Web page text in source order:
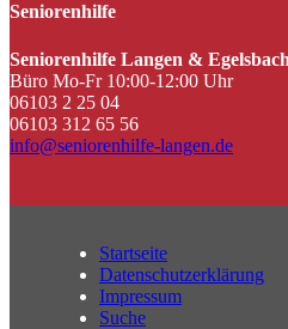
Seniorenhilfe
Seniorenhilfe Langen &
Büro Mo-Fr 10:00-12:00 Uhr
06103 2 25 04
06103 312 65 56
info@seniorenhilfe-langen.de
Startseite
Datenschutzerklärung
Impressum
Suche